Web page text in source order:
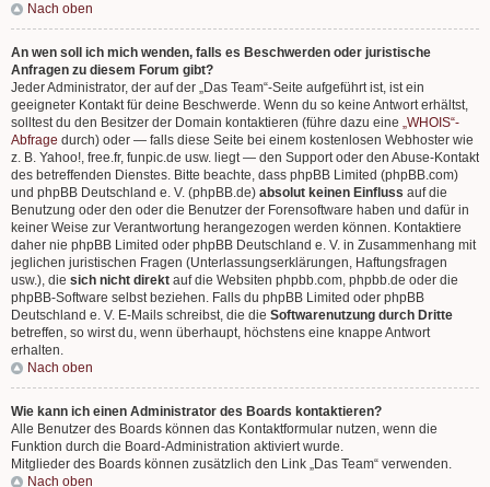
Nach oben
An wen soll ich mich wenden, falls es Beschwerden oder juristische
Anfragen zu diesem Forum gibt?
Jeder Administrator, der auf der „Das Team“-Seite aufgeführt ist, ist ein
geeigneter Kontakt für deine Beschwerde. Wenn du so keine Antwort erhältst,
solltest du den Besitzer der Domain kontaktieren (führe dazu eine „WHOIS“-
Abfrage durch) oder — falls diese Seite bei einem kostenlosen Webhoster wie
z. B. Yahoo!, free.fr, funpic.de usw. liegt — den Support oder den Abuse-Kontakt
des betreffenden Dienstes. Bitte beachte, dass phpBB Limited (phpBB.com)
und phpBB Deutschland e. V. (phpBB.de) absolut keinen Einfluss auf die
Benutzung oder den oder die Benutzer der Forensoftware haben und dafür in
keiner Weise zur Verantwortung herangezogen werden können. Kontaktiere
daher nie phpBB Limited oder phpBB Deutschland e. V. in Zusammenhang mit
jeglichen juristischen Fragen (Unterlassungserklärungen, Haftungsfragen
usw.), die sich nicht direkt auf die Websiten phpbb.com, phpbb.de oder die
phpBB-Software selbst beziehen. Falls du phpBB Limited oder phpBB
Deutschland e. V. E-Mails schreibst, die die Softwarenutzung durch Dritte
betreffen, so wirst du, wenn überhaupt, höchstens eine knappe Antwort
erhalten.
Nach oben
Wie kann ich einen Administrator des Boards kontaktieren?
Alle Benutzer des Boards können das Kontaktformular nutzen, wenn die
Funktion durch die Board-Administration aktiviert wurde.
Mitglieder des Boards können zusätzlich den Link „Das Team“ verwenden.
Nach oben